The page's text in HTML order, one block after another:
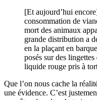
[Et aujourd’hui
consommation de
mort des animaux
grande distribution a
en la plaçant en
posés sur des
liquide rouge pris à
Que l’on nous cache la
une évidence. C’est